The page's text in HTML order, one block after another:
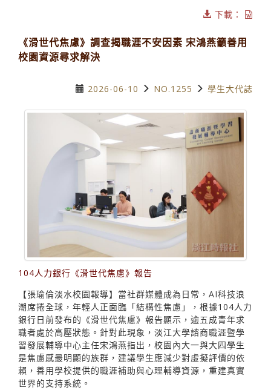
下載：
《滑世代焦慮》調查揭職涯不安因素 宋鴻燕籲善用
校園資源尋求解決
2026-06-10 NO.1255 學生大代誌
104人力銀行《滑世代焦慮》報告
【張瑜倫淡水校園報導】當社群媒體成為日常，AI科技浪
潮席捲全球，年輕人正面臨「結構性焦慮」，根據104人力
銀行日前發布的《滑世代焦慮》報告顯示，逾五成青年求
職者處於高壓狀態。針對此現象，淡江大學諮商職涯暨學
習發展輔導中心主任宋鴻燕指出，校園內大一與大四學生
是焦慮感最明顯的族群，建議學生應減少對虛擬評價的依
賴，善用學校提供的職涯補助與心理輔導資源，重建真實
世界的支持系統。